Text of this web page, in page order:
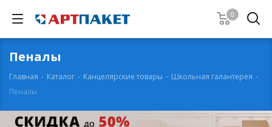
0
Пеналы
Главная - Каталог - Канцелярские товары - Школьная галантерея -
Пеналы